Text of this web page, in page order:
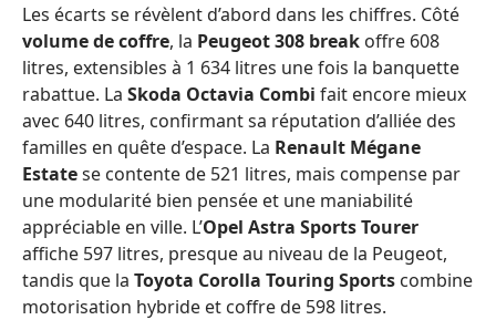
Les écarts se révèlent d’abord dans les chiffres. Côté
volume de coffre, la Peugeot 308 break offre 608
litres, extensibles à 1 634 litres une fois la banquette
rabattue. La Skoda Octavia Combi fait encore mieux
avec 640 litres, confirmant sa réputation d’alliée des
familles en quête d’espace. La Renault Mégane
Estatese contente de 521 litres, mais compense par
une modularité bien pensée et une maniabilité
appréciable en ville. L’Opel Astra Sports Tourer
affiche 597 litres, presque au niveau de la Peugeot,
tandis que la Toyota Corolla Touring Sports combine
motorisation hybride et coffre de 598 litres.